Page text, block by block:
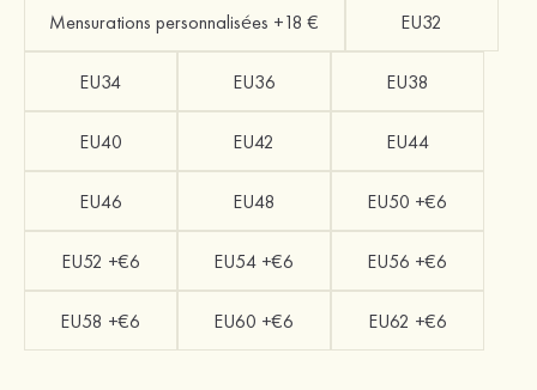
Mensurations personnalisées +18 € EU32
EU34 EU36 EU38
EU40 EU42 EU44
EU46 EU48 EU50 +€6
EU52 +€6 EU54 +€6 EU56 +€6
EU58 +€6 EU60 +€6 EU62 +€6